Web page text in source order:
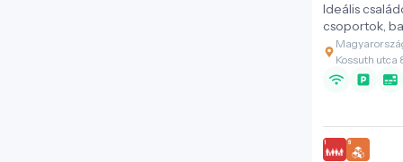
Ideális
csoportok,
vagy
Nyugodt,
található,
Kossuth utca